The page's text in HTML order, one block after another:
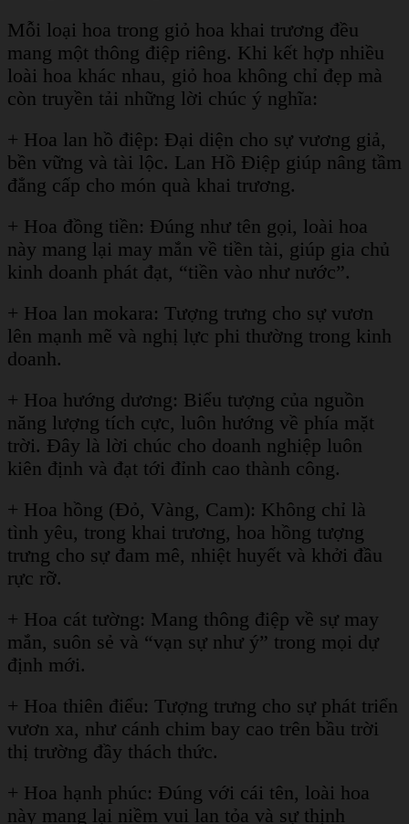
Mỗi loại hoa trong giỏ hoa khai trương đều
mang một thông điệp riêng. Khi kết hợp nhiều
loài hoa khác nhau, giỏ hoa không chỉ đẹp mà
còn truyền tải những lời chúc ý nghĩa:
+ Hoa lan hồ điệp: Đại diện cho sự vương giả,
bền vững và tài lộc. Lan Hồ Điệp giúp nâng tầm
đẳng cấp cho món quà khai trương.
+ Hoa đồng tiền: Đúng như tên gọi, loài hoa
này mang lại may mắn về tiền tài, giúp gia chủ
kinh doanh phát đạt, “tiền vào như nước”.
+ Hoa lan mokara: Tượng trưng cho sự vươn
lên mạnh mẽ và nghị lực phi thường trong kinh
doanh.
+ Hoa hướng dương: Biểu tượng của nguồn
năng lượng tích cực, luôn hướng về phía mặt
trời. Đây là lời chúc cho doanh nghiệp luôn
kiên định và đạt tới đỉnh cao thành công.
+ Hoa hồng (Đỏ, Vàng, Cam): Không chỉ là
tình yêu, trong khai trương, hoa hồng tượng
trưng cho sự đam mê, nhiệt huyết và khởi đầu
rực rỡ.
+ Hoa cát tường: Mang thông điệp về sự may
mắn, suôn sẻ và “vạn sự như ý” trong mọi dự
định mới.
+ Hoa thiên điểu: Tượng trưng cho sự phát triển
vươn xa, như cánh chim bay cao trên bầu trời
thị trường đầy thách thức.
+ Hoa hạnh phúc: Đúng với cái tên, loài hoa
này mang lại niềm vui lan tỏa và sự thịnh